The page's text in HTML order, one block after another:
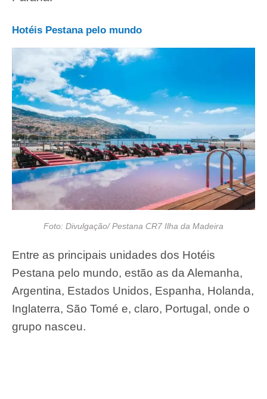
Hotéis Pestana pelo mundo
Foto: Divulgação/ Pestana CR7 Ilha da Madeira
Entre as principais unidades dos Hotéis
Pestana pelo mundo, estão as da Alemanha,
Argentina, Estados Unidos, Espanha, Holanda,
Inglaterra, São Tomé e, claro, Portugal, onde o
grupo nasceu.